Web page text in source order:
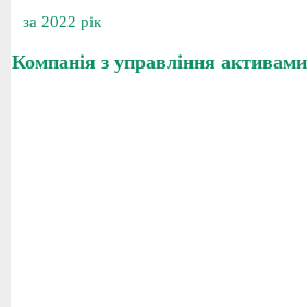
за 2022 рік
Компанія з управління активами